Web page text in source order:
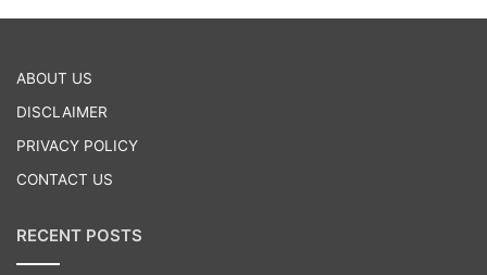
ABOUT US
DISCLAIMER
PRIVACY POLICY
CONTACT US
RECENT POSTS